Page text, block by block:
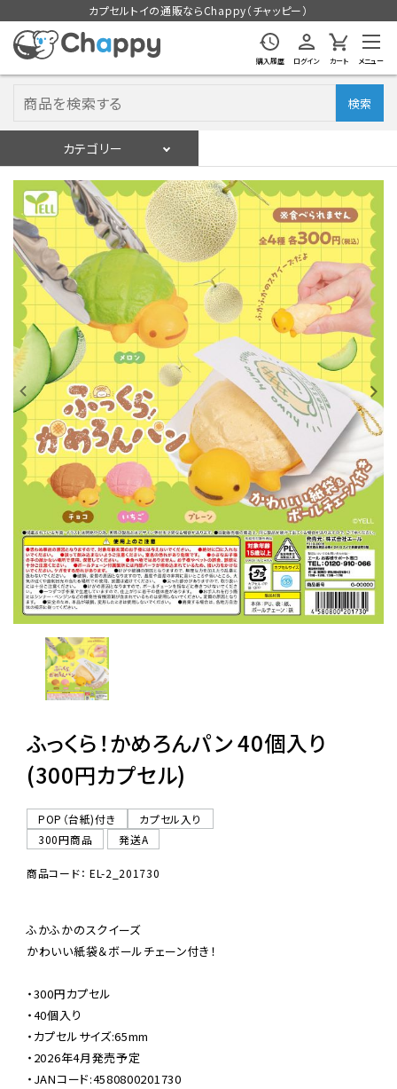
カプセルトイの通販ならChappy（チャッピー）
購入履歴 ログイン カート メニュー
検索
カテゴリー
ログイン 会員登録
入荷スケジュールをチェック
カプセルトイマシン本体
カプセルトイ
販促用空カプセル
レンタル
景品・玩具・文具
販促用カプセルトイ
よくあるご質問
06-6282-7659
ふっくら！かめろんパン 40個入り
(300円カプセル)
POP（台紙)付き
カプセル入り
300円商品
発送A
商品コード： EL-2_201730
ふかふかのスクイーズ
かわいい紙袋＆ボールチェーン付き！
・300円カプセル
・40個入り
・カプセルサイズ:65mm
・2026年4月発売予定
・JANコード:4580800201730